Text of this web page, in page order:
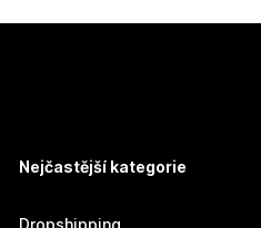
Nejčastější kategorie
Dropshipping